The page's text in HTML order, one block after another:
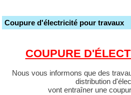
Coupure d'électricité pour travaux
COUPURE
Nous vous informons que des
distribution
vont entraîner une